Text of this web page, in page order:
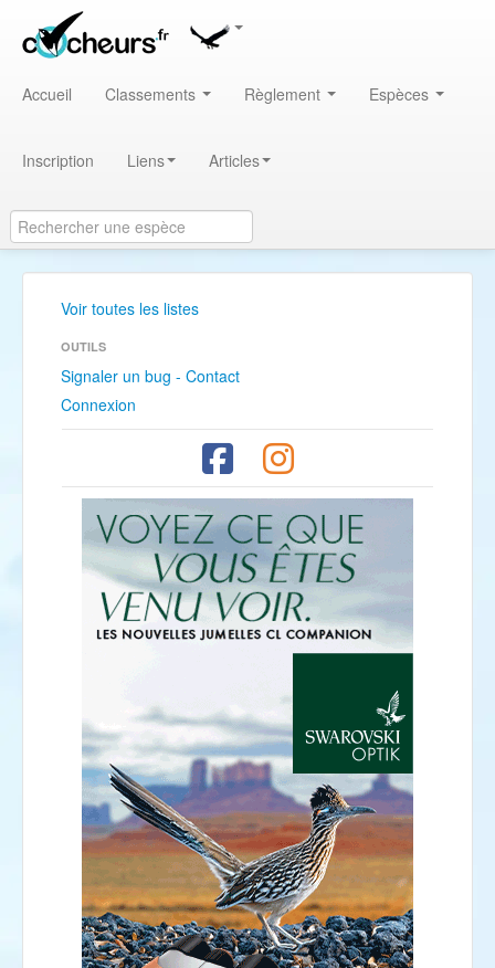
Accueil Classements Règlement Espèces
Inscription Liens Articles
Voir toutes les listes
OUTILS
Signaler un bug - Contact
Connexion